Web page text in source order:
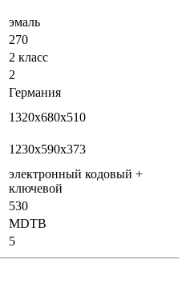
эмаль
270
2 класс
2
Германия
1320x680x510
1230x590x373
электронный кодовый +
ключевой
530
MDTB
5